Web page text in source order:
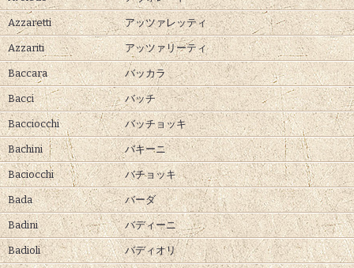
Azzaretti アッツァレッティ
Azzariti アッツァリーティ
Baccara バッカラ
Bacci バッチ
Bacciocchi バッチョッキ
Bachini バキーニ
Baciocchi バチョッキ
Bada バーダ
Badini バディーニ
Badioli バディオリ